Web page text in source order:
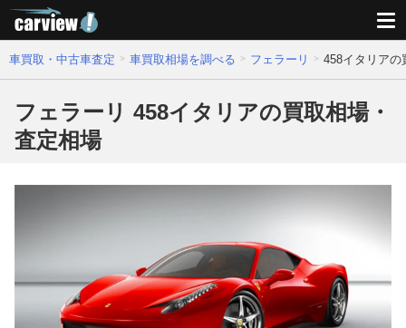
車買取・中古車査定 車買取相場を調べる フェラーリ 458イタリアの
フェラーリ 458イタリアの買取相場・
査定相場